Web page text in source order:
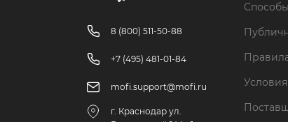
8 (800) 511-50-88
+7 (495) 481-01-84
mofi.support@mofi.ru
г. Краснодар ул.